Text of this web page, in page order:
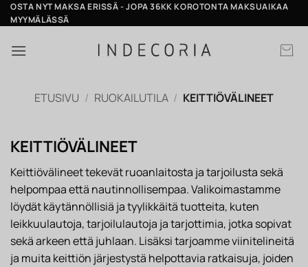
Skip
to
OSTA NYT MAKSA ERISSÄ - JOPA 36KK KOROTONTA MAKSUAIKAA
MYYMÄLÄSSÄ
ETUSIVU / RUOKAILUTILA / KEITTIÖVÄLINEET
KEITTIÖVÄLINEET
Keittiövälineet tekevät ruoanlaitosta ja tarjoilusta sekä
helpompaa että nautinnollisempaa. Valikoimastamme
löydät käytännöllisiä ja tyylikkäitä tuotteita, kuten
leikkuulautoja, tarjoilulautoja ja tarjottimia, jotka sopivat
sekä arkeen että juhlaan. Lisäksi tarjoamme viinitelineitä
ja muita keittiön järjestystä helpottavia ratkaisuja, joiden